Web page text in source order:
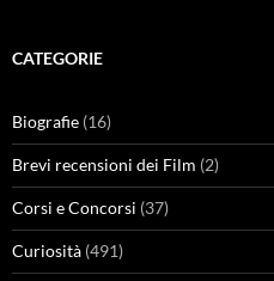
CATEGORIE
Biografie (16)
Brevi recensioni dei Film (2)
Corsi e Concorsi (37)
Curiosità (491)